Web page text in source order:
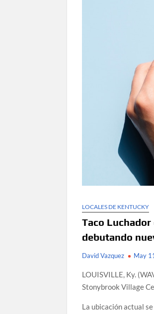
LOCALES DE KENTUCKY
Taco
debutando
David Vazquez May
LOUISVILLE, Ky.
Stonybrook Village
La ubicación actual